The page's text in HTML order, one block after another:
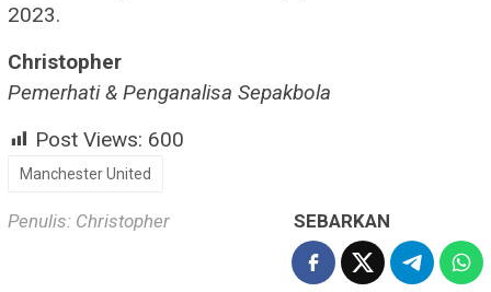
2023.
Christopher
Pemerhati & Penganalisa Sepakbola
Post Views: 600
Manchester United
Penulis: Christopher SEBARKAN